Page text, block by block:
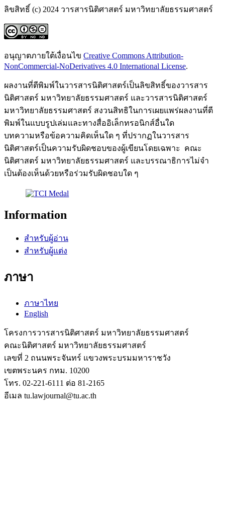
ลิขสิทธิ์ (c) 2024 วารสารนิติศาสตร์ มหาวิทยาลัยธรรมศาสตร์
อนุญาตภายใต้เงื่อนไข Creative Commons Attribution-
NonCommercial-NoDerivatives 4.0 International License.
ผลงานที่ตีพิมพ์ในวารสารนิติศาสตร์เป็นลิขสิทธิ์ของวารสาร
นิติศาสตร์ มหาวิทยาลัยธรรมศาสตร์ และวารสารนิติศาสตร์
มหาวิทยาลัยธรรมศาสตร์ สงวนสิทธิในการเผยแพร่ผลงานที่ตี
พิมพ์ในแบบรูปเล่มและทางสื่ออิเล็กทรอนิกส์อื่นใด
บทความหรือข้อความคิดเห็นใด ๆ ที่ปรากฏในวารสาร
นิติศาสตร์เป็นความรับผิดชอบของผู้เขียนโดยเฉพาะ คณะ
นิติศาสตร์ มหาวิทยาลัยธรรมศาสตร์ และบรรณาธิการไม่จํา
เป็นต้องเห็นด้วยหรือร่วมรับผิดชอบใด ๆ
Information
สำหรับผู้อ่าน
สำหรับผู้แต่ง
ภาษา
ภาษาไทย
English
โครงการวารสารนิติศาสตร์ มหาวิทยาลัยธรรมศาสตร์
คณะนิติศาสตร์ มหาวิทยาลัยธรรมศาสตร์
เลขที่ 2 ถนนพระจันทร์ แขวงพระบรมมหาราชวัง
เขตพระนคร กทม. 10200
โทร. 02-221-6111 ต่อ 81-2165
อีเมล tu.lawjournal@tu.ac.th